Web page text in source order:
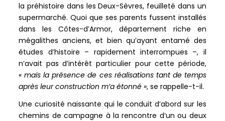
la préhistoire dans les Deux-Sèvres, feuilleté dans un
supermarché. Quoi que ses parents fussent installés
dans les Côtes-d’Armor, département riche en
mégalithes anciens, et bien qu’ayant entamé des
études d’histoire – rapidement interrompues –, il
n’avait pas d’intérêt particulier pour cette période,
« mais la présence de ces réalisations tant de temps
après leur construction m’a étonné », se rappelle-t-il.
Une curiosité naissante qui le conduit d’abord sur les
chemins de campagne à la rencontre d’un ou deux